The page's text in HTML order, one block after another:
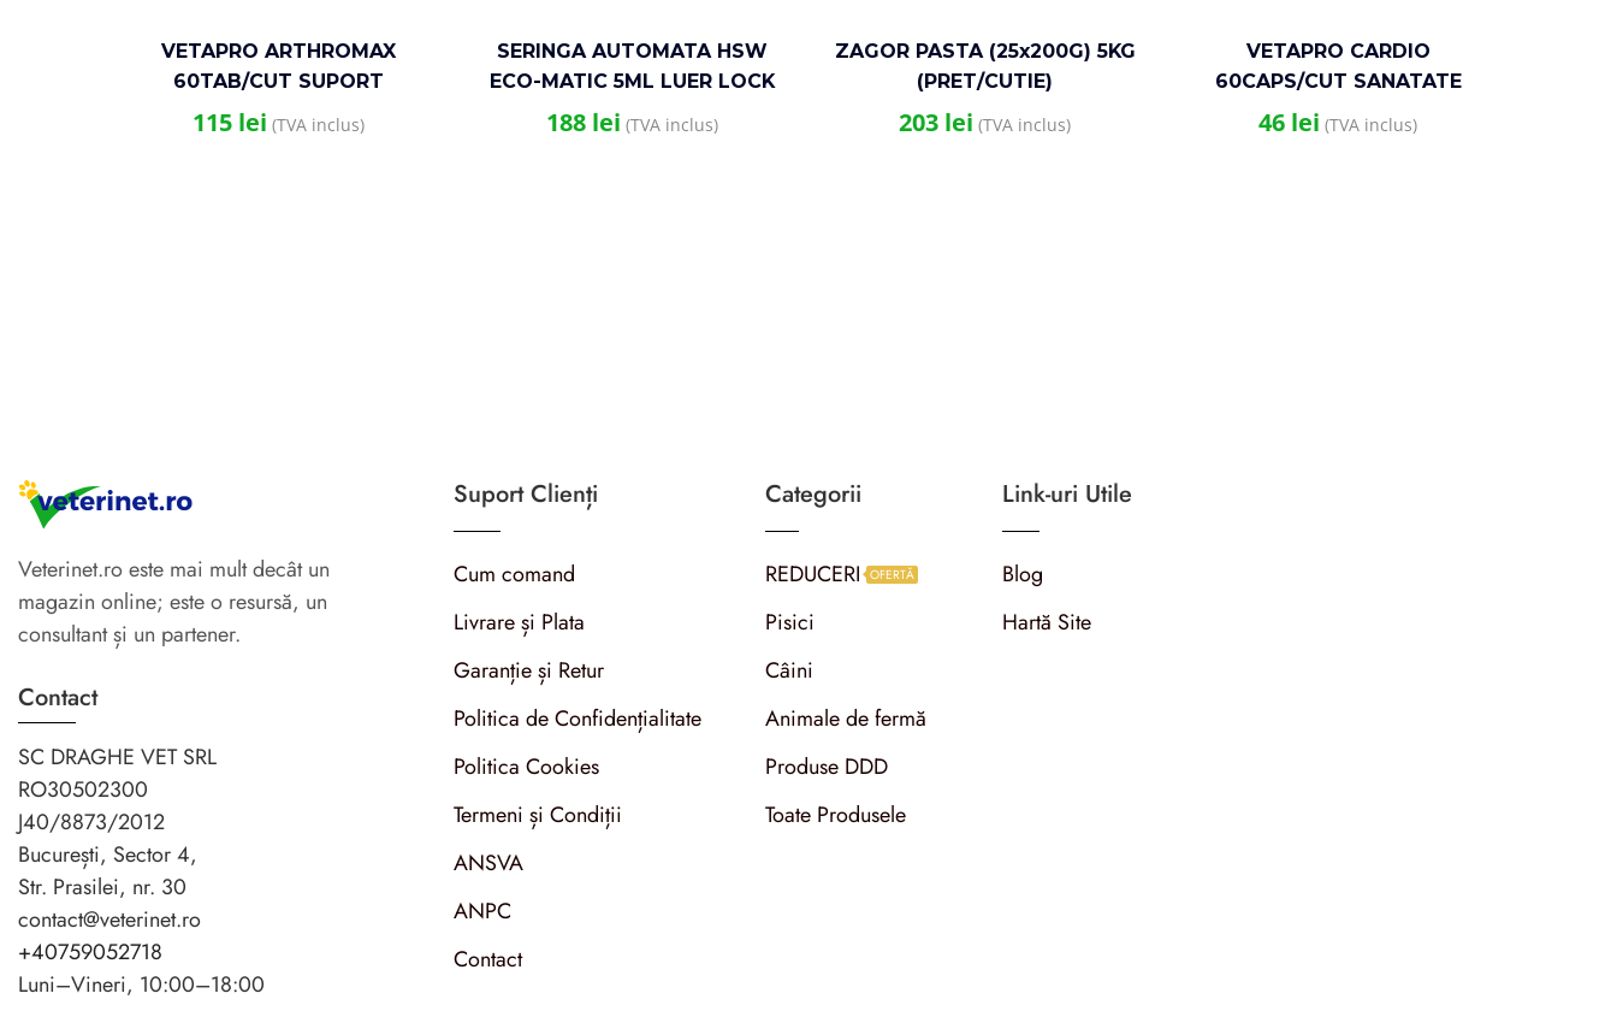
VETAPRO ARTHROMAX
60TAB/CUT SUPORT
ARTICULATII SI CARTILAJE
CAINI RASE GIGANTICE
115 lei (TVA inclus)
SERINGA AUTOMATA HSW
ECO-MATIC 5ML LUER LOCK
KERBL
188 lei (TVA inclus)
ZAGOR PASTA (25x200G) 5KG
(PRET/CUTIE)
203 lei (TVA inclus)
VETAPRO CARDIO
60CAPS/CUT SANATATE
CARDIOVASCULARA CAINI SI
PISICI RASE MICI
46 lei (TVA inclus)
Veterinet.ro este mai mult decât un
magazin online; este o resursă, un
consultant și un partener.
Contact
SC DRAGHE VET SRL
RO30502300
J40/8873/2012
București, Sector 4,
Str. Prasilei, nr. 30
contact@veterinet.ro
+40759052718
Luni–Vineri, 10:00–18:00
Suport Clienți
Cum comand
Livrare și Plata
Garanție și Retur
Politica de Confidențialitate
Politica Cookies
Termeni și Condiții
ANSVA
ANPC
Contact
Categorii
REDUCERI OFERTĂ
Pisici
Câini
Animale de fermă
Produse DDD
Toate Produsele
Link-uri Utile
Blog
Hartă Site